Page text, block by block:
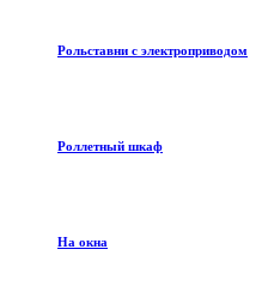
Рольставни с электроприводом
Роллетный шкаф
На окна